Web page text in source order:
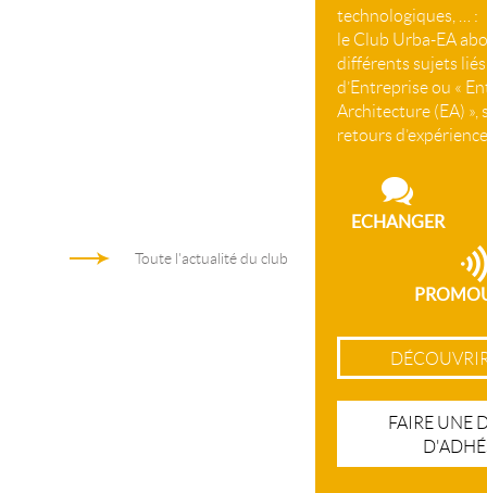
Toute l'actualité du club
technologiques, … :
le Club Urba-EA
différents sujets
d’Entreprise ou «
Architecture (EA) »,
retours
ECHANGER
FAIRE UNE